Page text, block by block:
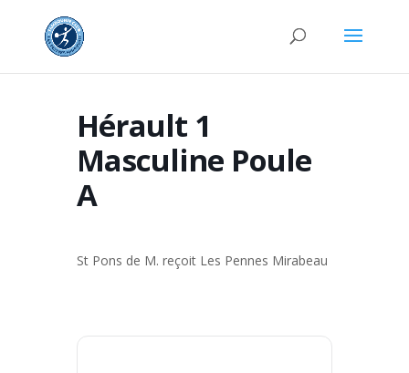
Hérault 1
Masculine Poule
A
St Pons de M. reçoit Les Pennes Mirabeau